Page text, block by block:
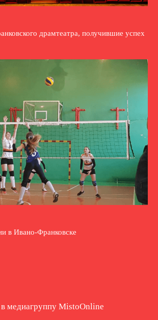
драмтеатра, получившие успех
в Ивано-Франковске
медиагруппу MistoOnline